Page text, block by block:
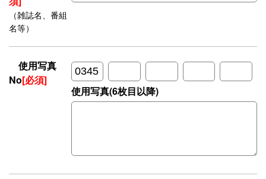
（雑誌名、番組
名等）
使用写真
No[必須]
使用写真(6枚目以降)